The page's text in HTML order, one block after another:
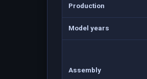
Production
Model years
Assembly